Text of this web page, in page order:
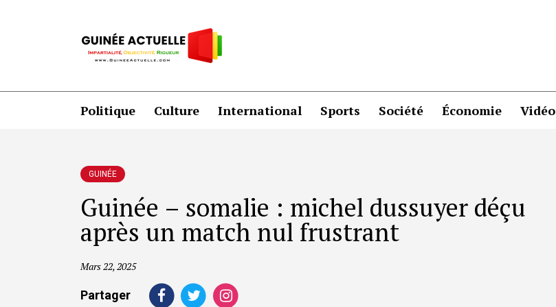
Politique Culture International Sports Société Économie Vidéo
GUINÉE
Guinée – somalie : michel dussuyer déçu
après un match nul frustrant
Mars 22, 2025
Partager